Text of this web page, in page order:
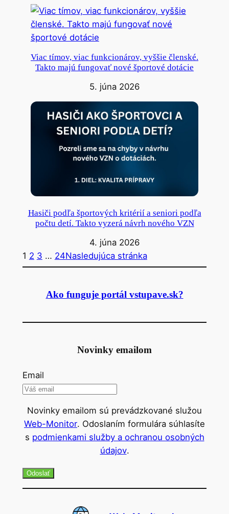
Viac tímov, viac funkcionárov, vyššie členské.
Takto majú fungovať nové športové dotácie
5. júna 2026
Hasiči podľa športových kritérií a seniori podľa
počtu detí. Takto vyzerá návrh nového VZN
4. júna 2026
1 2 3 … 24Nasledujúca stránka
Ako funguje portál vstupave.sk?
Novinky emailom
Email
Novinky emailom sú prevádzkované služou
Web-Monitor. Odoslaním formulára súhlasíte
s podmienkami služby a ochranou osobných
údajov.
Odoslať